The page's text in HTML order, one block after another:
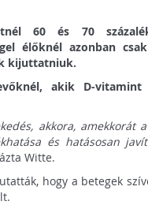
60 és 70
élőknél azonban
kijuttatniuk.
akik D-
akkora,
és hatásosan
Witte.
hogy a betegek